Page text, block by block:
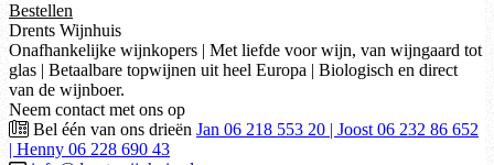
Bestellen
Drents Wijnhuis
Onafhankelijke wijnkopers | Met liefde voor wijn, van wijngaard tot
glas | Betaalbare topwijnen uit heel Europa | Biologisch en direct
van de wijnboer.
Neem contact met ons op
Bel één van ons drieën Jan 06 218 553 20 | Joost 06 232 86 652
| Henny 06 228 690 43